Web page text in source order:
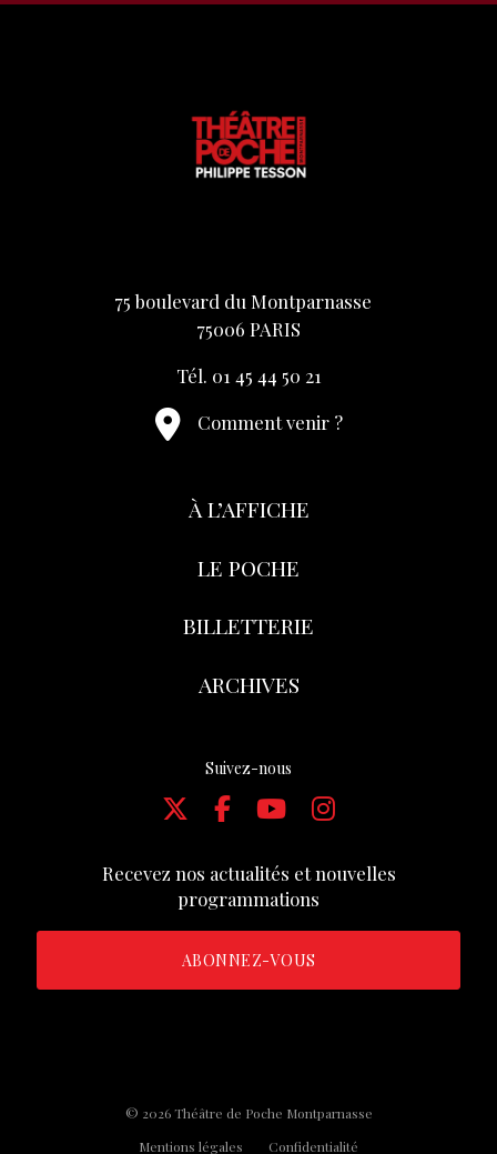
75 boulevard du Montparnasse
75006 PARIS
Tél. 01 45 44 50 21
Comment venir ?
À L’AFFICHE
LE POCHE
BILLETTERIE
ARCHIVES
Suivez-nous
Recevez nos actualités et nouvelles
programmations
ABONNEZ-VOUS
© 2026 Théâtre de Poche Montparnasse
Mentions légales
Confidentialité